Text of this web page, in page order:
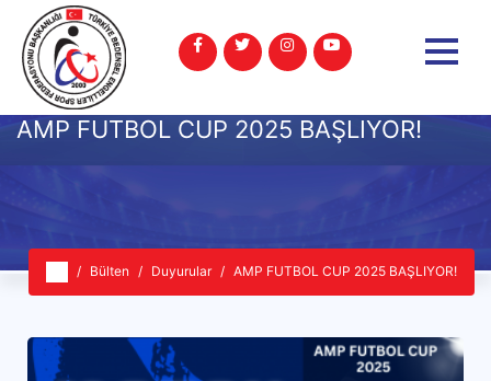
AMP FUTBOL CUP 2025 BAŞLIYOR!
Bülten Duyurular AMP FUTBOL CUP 2025 BAŞLIYOR!